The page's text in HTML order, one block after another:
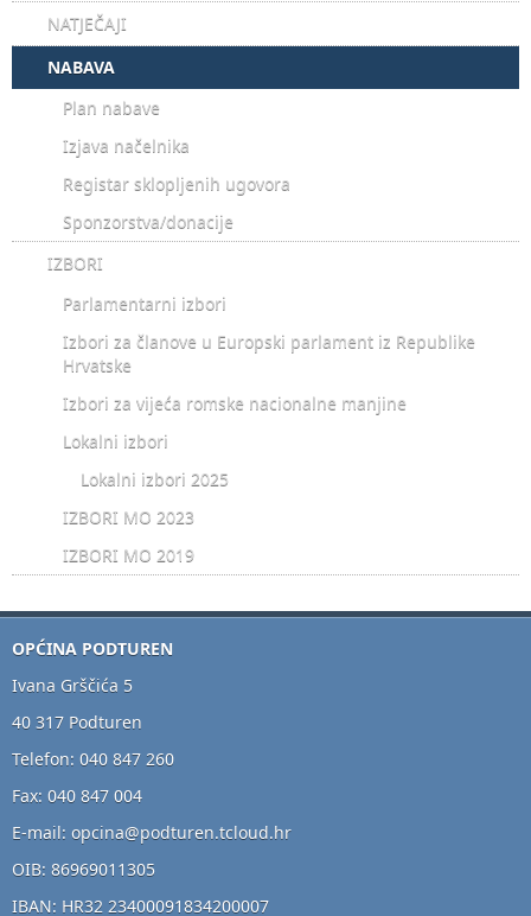
NATJEČAJI
NABAVA
Plan nabave
Izjava načelnika
Registar sklopljenih ugovora
Sponzorstva/donacije
IZBORI
Parlamentarni izbori
Izbori za članove u Europski parlament iz Republike
Hrvatske
Izbori za vijeća romske nacionalne manjine
Lokalni izbori
Lokalni izbori 2025
IZBORI MO 2023
IZBORI MO 2019
OPĆINA PODTUREN
Ivana Grščića 5
40 317 Podturen
Telefon: 040 847 260
Fax: 040 847 004
E-mail: opcina@podturen.tcloud.hr
OIB: 86969011305
IBAN: HR32 23400091834200007